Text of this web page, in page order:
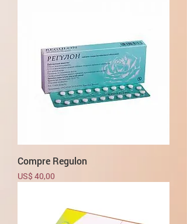
Compre Regulon
Preço
US$ 40,00